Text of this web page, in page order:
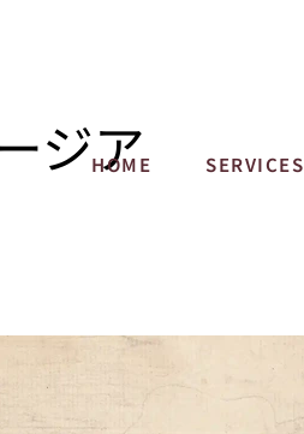
ジア
HOME SERVICES